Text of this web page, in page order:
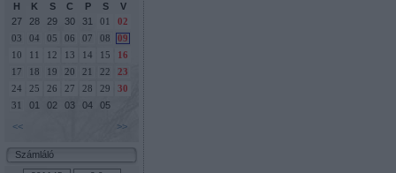
H
K S C P S
V
27
28 29 30 31 01
02
03
04 05 06 07 08
09
10
11 12 13 14 15
16
17
18 19 20 21 22
23
24
25 26 27 28 29
30
31
01 02 03 04
05
<<
>>
Számláló